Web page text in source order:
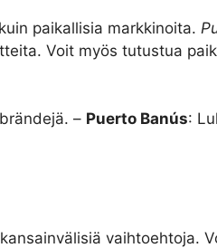
paikallisia markkinoita.
Voit myös tutustua
– Puerto Banús:
vaihtoehtoja.